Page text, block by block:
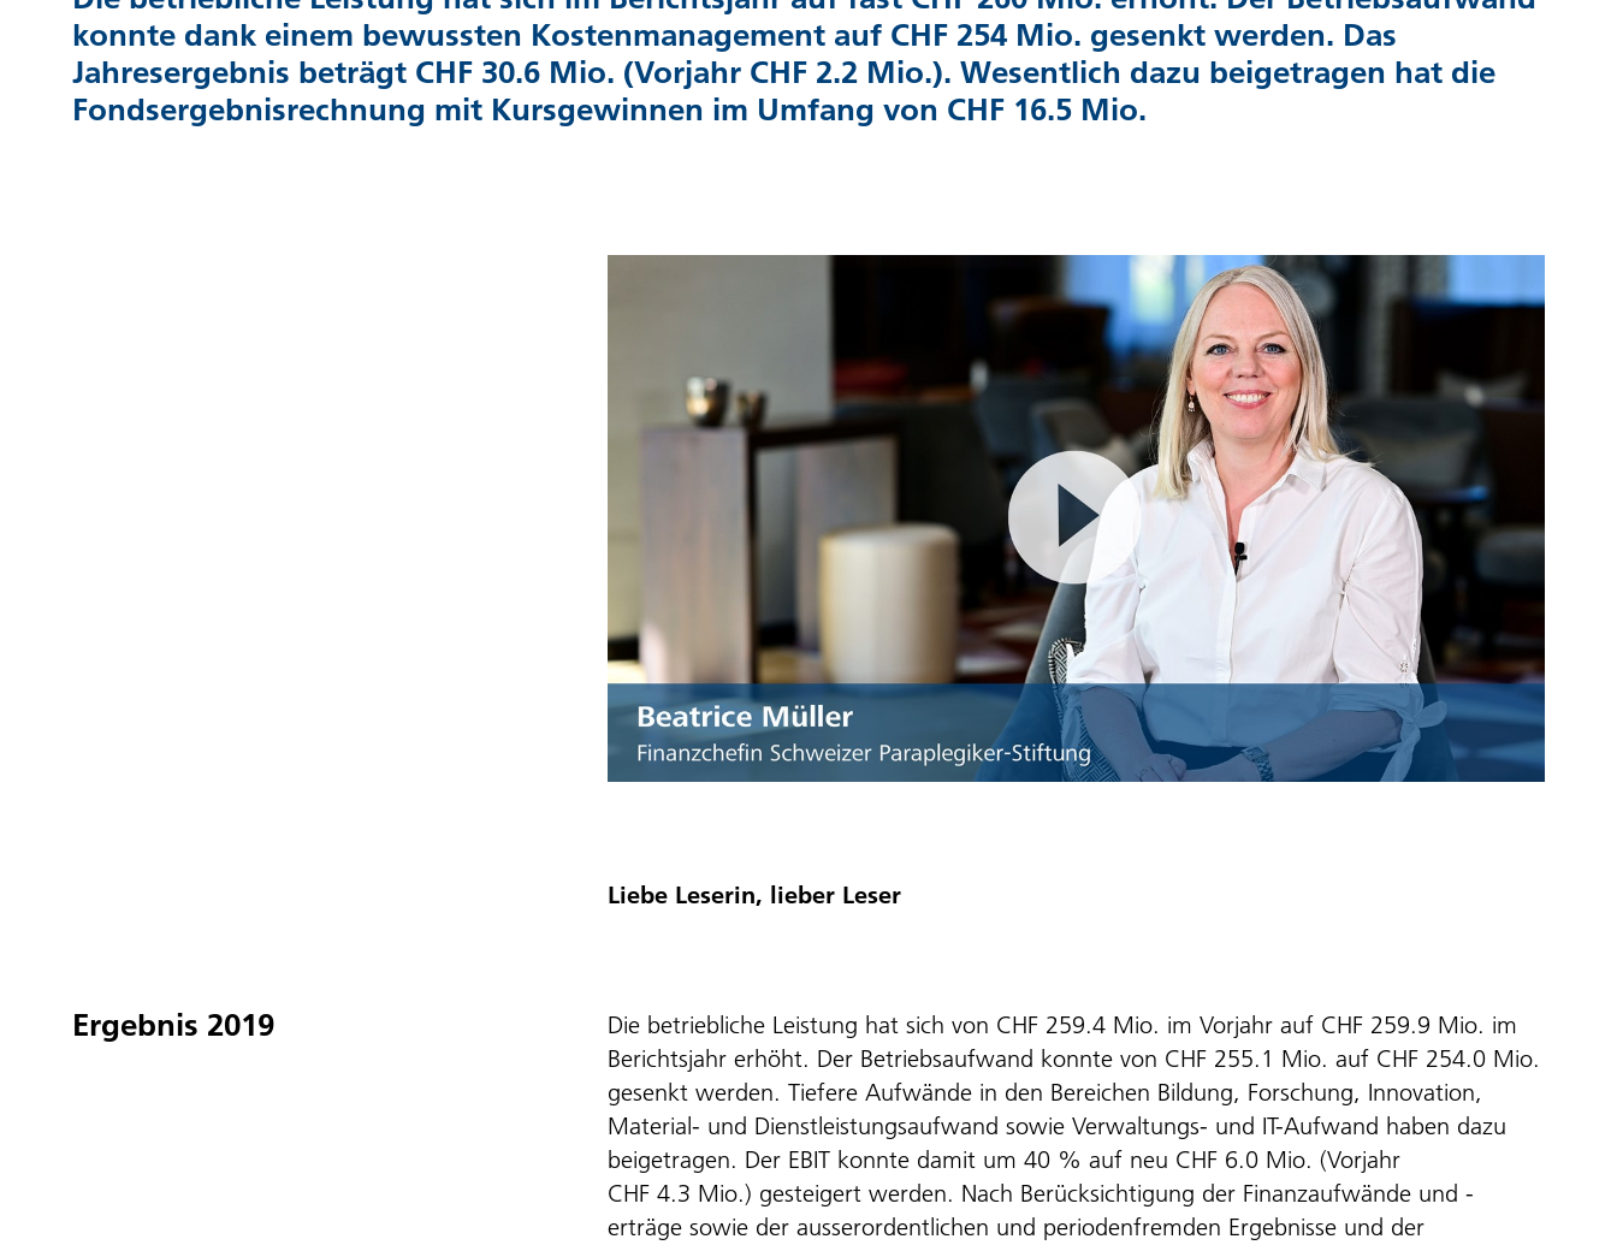
konnte dank einem bewussten Kostenmanagement auf CHF 254 Mio. gesenkt werden. Das
Jahresergebnis beträgt CHF 30.6 Mio. (Vorjahr CHF 2.2 Mio.). Wesentlich dazu beigetragen hat die
Fondsergebnisrechnung mit Kursgewinnen im Umfang von CHF 16.5 Mio.
Liebe Leserin, lieber Leser
Ergebnis 2019
Die betriebliche Leistung hat sich von CHF 259.4 Mio. im Vorjahr auf CHF 259.9 Mio. im
Berichtsjahr erhöht. Der Betriebsaufwand konnte von CHF 255.1 Mio. auf CHF 254.0 Mio.
gesenkt werden. Tiefere Aufwände in den Bereichen Bildung, Forschung, Innovation,
Material- und Dienstleistungsaufwand sowie Verwaltungs- und IT-Aufwand haben dazu
beigetragen. Der EBIT konnte damit um 40 % auf neu CHF 6.0 Mio. (Vorjahr
CHF 4.3 Mio.) gesteigert werden. Nach Berücksichtigung der Finanzaufwände und -
erträge sowie der ausserordentlichen und periodenfremden Ergebnisse und der